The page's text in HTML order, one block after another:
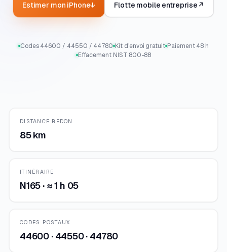
Estimer mon iPhone↓ Flotte mobile entreprise ↗
Codes 44600 / 44550 / 44780 Kit d'envoi gratuit Paiement 48 h
Effacement NIST 800-88
DISTANCE REDON
85 km
ITINÉRAIRE
N165 · ≈ 1 h 05
CODES POSTAUX
44600 · 44550 · 44780